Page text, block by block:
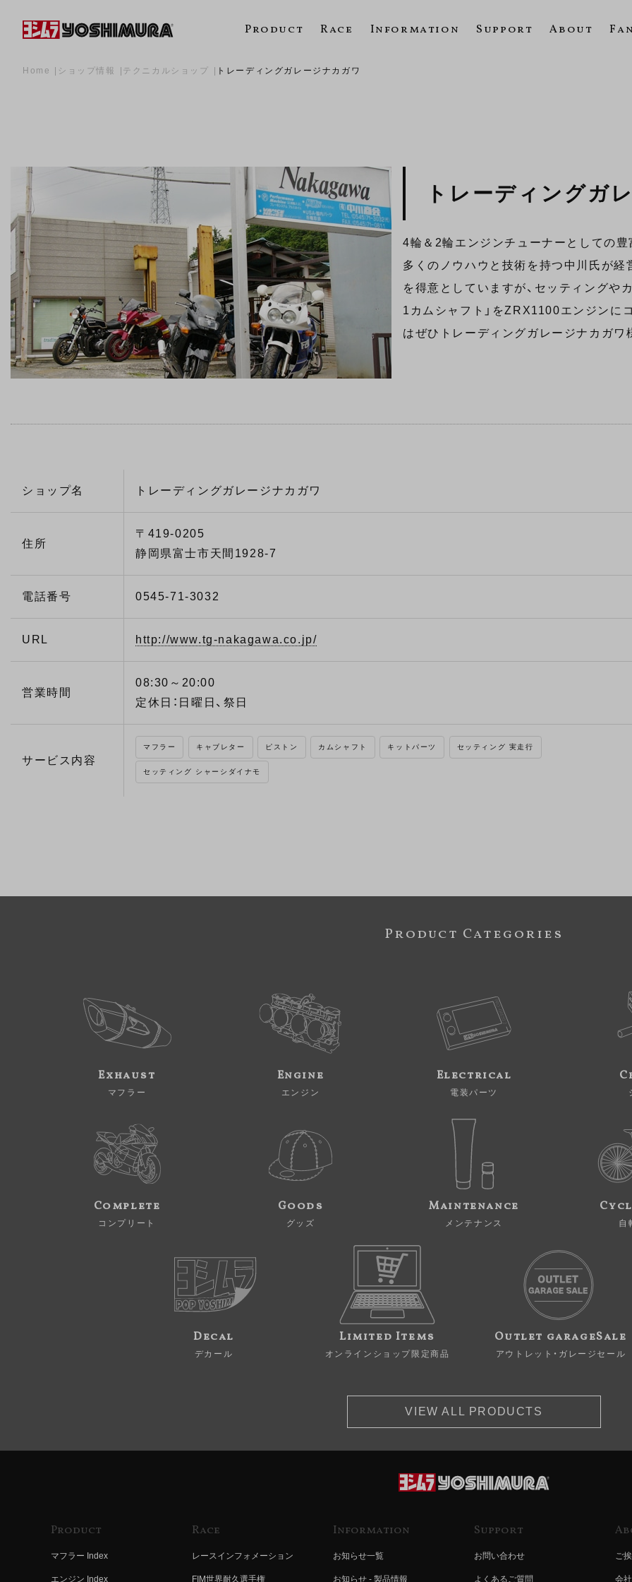
Product Race Information Support About
Home ショップ情報 テクニカルショップ トレーディングガレージナカガワ
トレーディングガ
4輪＆2輪エンジンチューナーとしての
多くのノウハウと技術を持つ中川氏が
を得意としていますが、セッティングや
1カムシャフト」をZRX1100エンジンに
はぜひトレーディングガレージナカガワ
ショップ名 トレーディングガレージナカガワ
住所
〒419-0205
静岡県富士市天間1928-7
電話番号 0545-71-3032
URL http://www.tg-nakagawa.co.jp/
営業時間
08:30～20:00
定休日：日曜日、祭日
サービス内容
マフラー キャブレター ピストン カムシャフト キットパーツ セッティング 実走行
セッティング シャーシダイナモ
Product Categories
Exhaust
マフラー
Engine
エンジン
Electrical
電装パーツ
Complete
コンプリート
Goods
グッズ
Maintenance
メンテナンス 自
Decal
デカール
Limited Items
オンラインショップ限定商品
Outlet garageSale
アウトレット・ガレージセール
VIEW ALL PRODUCTS
Product
マフラー Index
エンジン Index
Race
レースインフォメーション
FIM世界耐久選手権
Information
お知らせ一覧
お知らせ - 製品情報
Support
お問い合わせ
よくあるご質問
ご
会